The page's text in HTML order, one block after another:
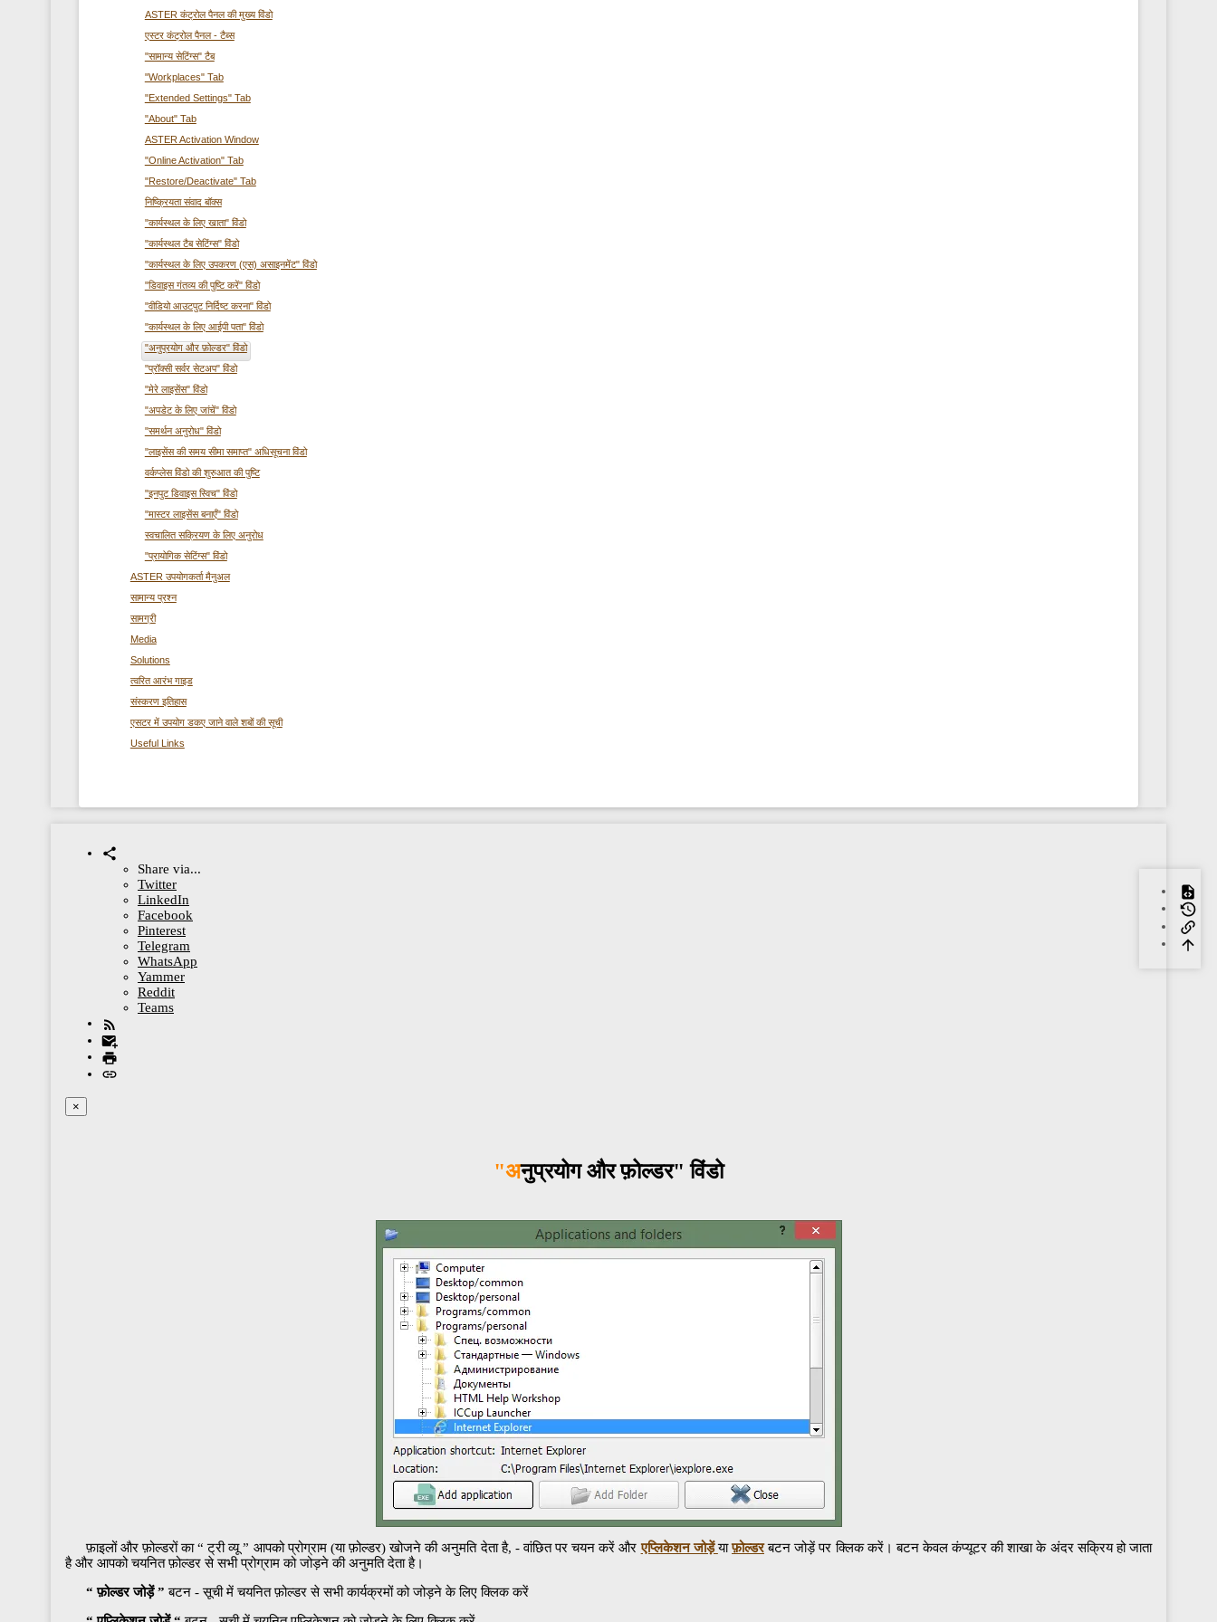
ASTER कंट्रोल पैनल की मुख्य विंडो
एस्टर कंट्रोल पैनल - टैब्स
"सामान्य सेटिंग्स" टैब
"Workplaces" Tab
"Extended Settings" Tab
"About" Tab
ASTER Activation Window
"Online Activation" Tab
"Restore/Deactivate" Tab
निष्क्रियता संवाद बॉक्स
"कार्यस्थल के लिए खाता" विंडो
"कार्यस्थल टैब सेटिंग्स" विंडो
"कार्यस्थल के लिए उपकरण (एस) असाइनमेंट" विंडो
"डिवाइस गंतव्य की पुष्टि करें" विंडो
"वीडियो आउटपुट निर्दिष्ट करना" विंडो
"कार्यस्थल के लिए आईपी पता" विंडो
"अनुप्रयोग और फ़ोल्डर" विंडो
"प्रॉक्सी सर्वर सेटअप" विंडो
"मेरे लाइसेंस" विंडो
"अपडेट के लिए जांचें" विंडो
"समर्थन अनुरोध" विंडो
"लाइसेंस की समय सीमा समाप्त" अधिसूचना विंडो
वर्कप्लेस विंडो की शुरुआत की पुष्टि
"इनपुट डिवाइस स्विच" विंडो
"मास्टर लाइसेंस बनाएँ" विंडो
स्वचालित सक्रियण के लिए अनुरोध
"प्रायोगिक सेटिंग्स" विंडो
ASTER उपयोगकर्ता मैनुअल
सामान्य प्रश्न
सामग्री
Media
Solutions
त्वरित आरंभ गाइड
संस्करण इतिहास
एसटर में उपयोग डकए जाने वाले शबों की सूची
Useful Links
Share via...
Twitter
LinkedIn
Facebook
Pinterest
Telegram
WhatsApp
Yammer
Reddit
Teams
×
"अनुप्रयोग और फ़ोल्डर" विंडो
फ़ाइलों और फ़ोल्डरों का “ ट्री व्यू ” आपको प्रोग्राम (या फ़ोल्डर) खोजने की अनुमति देता है, - वांछित पर चयन करें औरएप्लिकेशन जोड़ेंयाफ़ोल्डरबटन जोड़ें पर क्लिक करें। बटन केवल कंप्यूटर की शाखा के अंदर सक्रिय हो जाता
है और आपको चयनित फ़ोल्डर से सभी प्रोग्राम को जोड़ने की अनुमति देता है।
“ फ़ोल्डर जोड़ें ”बटन - सूची में चयनित फ़ोल्डर से सभी कार्यक्रमों को जोड़ने के लिए क्लिक करें